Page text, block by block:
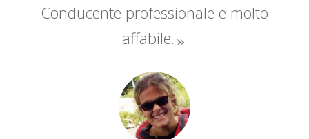
Conducente professionale e molto
affabile.